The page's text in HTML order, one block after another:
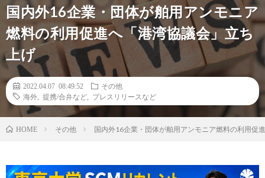
国内外16企業・団体が舶用アンモニア
燃料の利用促進へ「港湾協議会」立ち
上げ
2022.04.07 08:49:52
その他
海外
提携/合弁など プレスリリースなど
HOME その他 国内外16企業・団体が舶用アンモニア燃料の利用促